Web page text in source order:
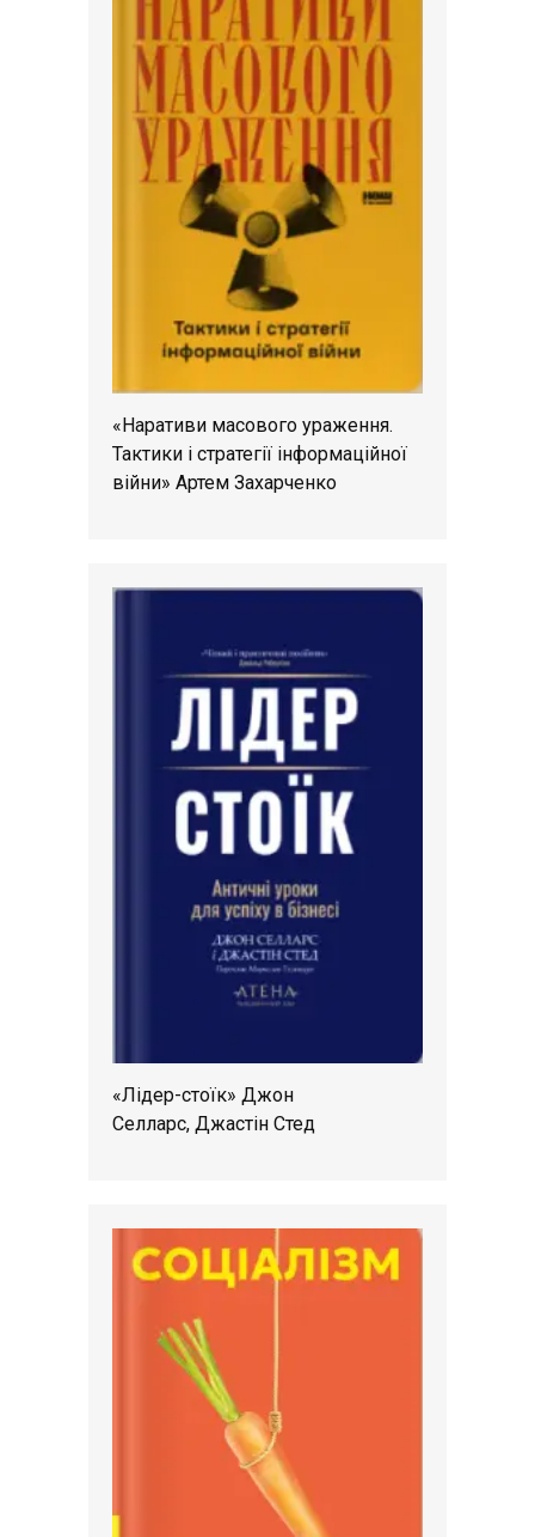
«Наративи масового ураження.
Тактики і стратегії інформаційної
війни» Артем Захарченко
«Лідер-стоїк» Джон
Селларс, Джастін Стед